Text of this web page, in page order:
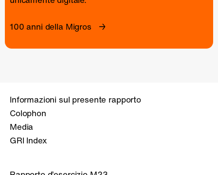
100 anni della Migros
Informazioni sul presente rapporto
Colophon
Media
GRI Index